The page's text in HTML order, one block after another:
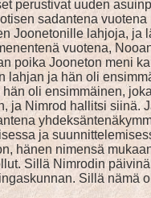
perustivat uuden
sadantena
Joonetonille lahjoja, ja
vuotena,
poika Jooneton meni
lahjan ja hän oli
oli ensimmäinen,
ja Nimrod hallitsi siinä.
ja
hänen nimensä
Sillä Nimrodin
Sillä nämä